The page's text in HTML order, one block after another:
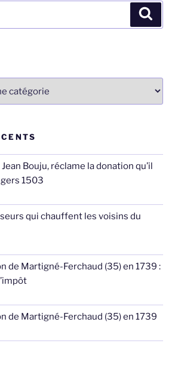
Bouju, réclame la donation qu’il
1503
qui chauffent les voisins du
de Martigné-Ferchaud (35) en 1739 :
de Martigné-Ferchaud (35) en 1739